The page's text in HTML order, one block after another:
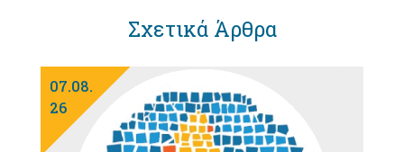
Σχετικά Άρθρα
07.08.
26